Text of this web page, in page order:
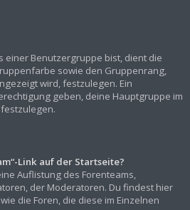
einer Benutzergruppe bist, dient die
sowie den Gruppenrang,
wird, festzulegen. Ein
geben, deine Hauptgruppe im
Link auf der Startseite?
Auflistung des Forenteams,
der Moderatoren. Du findest hier
die Foren, die diese im Einzelnen